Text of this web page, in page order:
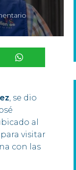
, se dio
al
visitar
con las